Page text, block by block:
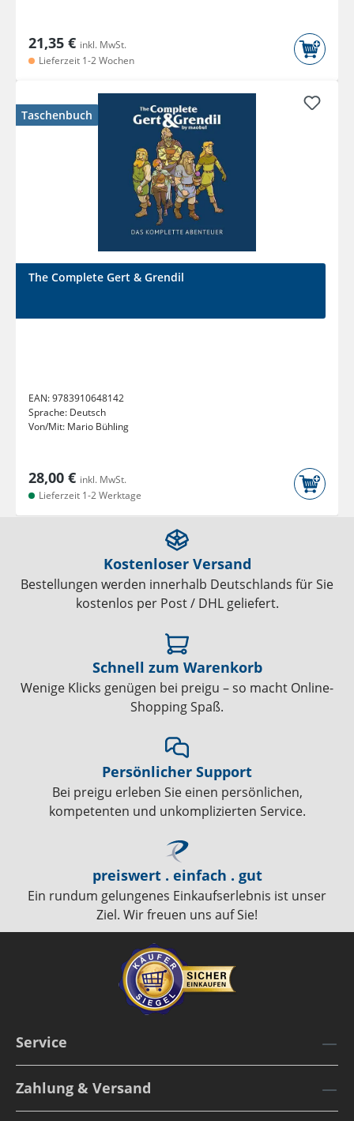
21,35 € inkl. MwSt.
Lieferzeit 1-2 Wochen
Taschenbuch
The Complete Gert & Grendil
EAN:9783910648142
Sprache: Deutsch
Von/Mit: Mario Bühling
28,00 € inkl. MwSt.
Lieferzeit 1-2 Werktage
Kostenloser Versand
Bestellungen werden innerhalb Deutschlands für Sie
kostenlos per Post / DHL geliefert.
Schnell zum Warenkorb
Wenige Klicks genügen bei preigu – so macht Online-
Shopping Spaß.
Persönlicher Support
Bei preigu erleben Sie einen persönlichen,
kompetenten und unkomplizierten Service.
preiswert . einfach . gut
Ein rundum gelungenes Einkaufserlebnis ist unser
Ziel. Wir freuen uns auf Sie!
Service
Zahlung & Versand